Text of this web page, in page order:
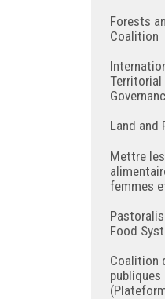
Forests
Coalition
Territorial
Land and
Mettre
femmes
Food
Coalition
publiques